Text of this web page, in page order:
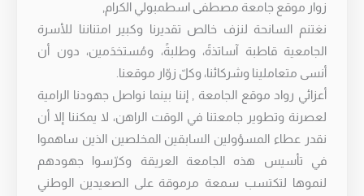
زوار موقع جامعة مصطفى اسطمبولي الكرام,
نغتنم السانحة لنزف خالص تقديرنا وكبير امتناننا للأسرة
الجامعية قاطبة آساتذةً، وطلبةً، ومُستخدَمين، دون أن
أنسى متعاملينا وشركائنا، وكلّ زوّار موقعنا.
أعزائي رواد موقع الجامعة , إننا بينما نواصل جهودنا الرامية
لعصرنة وتطوير جامعتنا في الوقت الراهن، لا يمكننا إلا أن
نقدر عطاء المسؤولين السابقين المخلصين الذين ساهموا
في تأسيس هذه الجامعة العريقة وكرّسوا جهودهم
لنموها لتكتسب سمعة مرموقة على الصعيدين الوطني